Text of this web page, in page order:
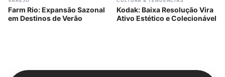
Farm Rio: Expansão Sazonal
em Destinos de Verão
Kodak: Baixa Resolução Vira
Ativo Estético e Colecionável